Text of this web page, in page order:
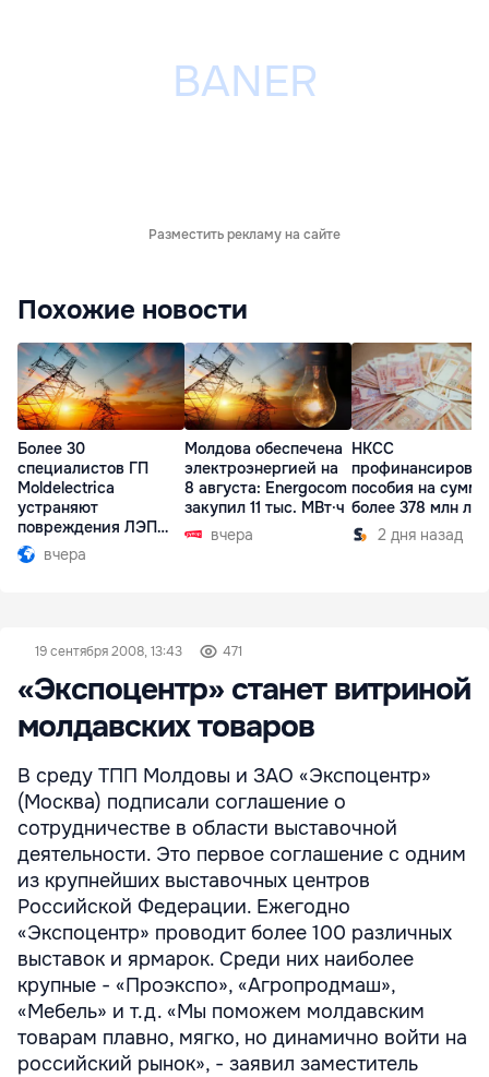
Разместить рекламу на сайте
Похожие новости
Более 30
специалистов ГП
Moldelectrica
устраняют
повреждения ЛЭП
Бельцы-Днестровск
вчера
Молдова обеспечена
электроэнергией на
8 августа: Energocom
закупил 11 тыс. МВт·ч
вчера
НКСС
пособия на сумму
более 378 млн
2 дня назад
19 сентября 2008, 13:43 471
«Экспоцентр» станет витриной
молдавских товаров
В среду ТПП Молдовы и ЗАО «Экспоцентр»
(Москва) подписали соглашение о
сотрудничестве в области выставочной
деятельности. Это первое соглашение с одним
из крупнейших выставочных центров
Российской Федерации. Ежегодно
«Экспоцентр» проводит более 100 различных
выставок и ярмарок. Среди них наиболее
крупные - «Проэкспо», «Агропродмаш»,
«Мебель» и т.д. «Мы поможем молдавским
товарам плавно, мягко, но динамично войти на
российский рынок», - заявил заместитель